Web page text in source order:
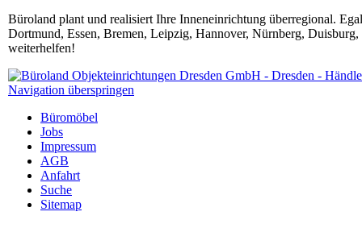
Büroland plant und realisiert Ihre Inneneinrichtung überregional.
Dortmund, Essen, Bremen, Leipzig, Hannover, Nürnberg,
weiterhelfen!
Navigation überspringen
Büromöbel
Jobs
Impressum
AGB
Anfahrt
Suche
Sitemap